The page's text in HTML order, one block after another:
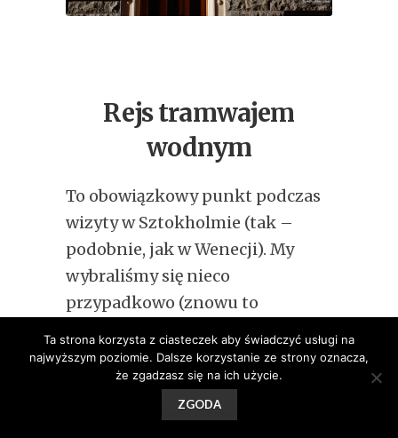
Rejs tramwajem
wodnym
To obowiązkowy punkt podczas
wizyty w Sztokholmie (tak –
podobnie, jak w Wenecji). My
wybraliśmy się nieco
przypadkowo (znowu to
szczęście) na przeprawę od
Gamla Stan do Djurgarden. Z
pokładu szybko mknącej łodzi
rozpościera się piękny,
Ta strona korzysta z ciasteczek aby świadczyć usługi na
najwyższym poziomie. Dalsze korzystanie ze strony oznacza,
że zgadzasz się na ich użycie.
ZGODA